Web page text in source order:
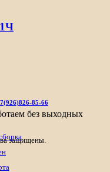
85-66
без выходных
защищены.